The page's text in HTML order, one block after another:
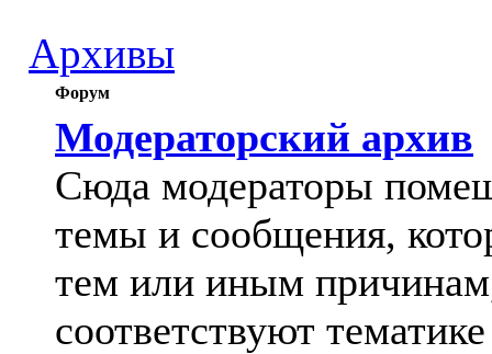
Архивы
Форум
Модераторский архив
Сюда модераторы
темы и сообщения,
тем или иным
соответствуют